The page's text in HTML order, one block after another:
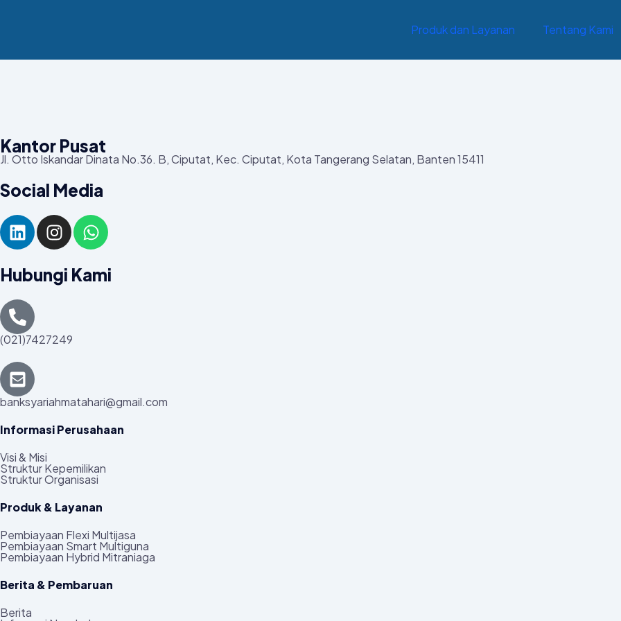
Produk dan Layanan Tentang Kami
Kantor Pusat
Jl. Otto Iskandar Dinata No.36. B, Ciputat, Kec. Ciputat, Kota Tangerang Selatan, Banten 15411
Social Media
Hubungi Kami
(021)7427249
banksyariahmatahari@gmail.com
Informasi Perusahaan
Visi & Misi
Struktur Kepemilikan
Struktur Organisasi
Produk & Layanan
Pembiayaan Flexi Multijasa
Pembiayaan Smart Multiguna
Pembiayaan Hybrid Mitraniaga
Berita & Pembaruan
Berita